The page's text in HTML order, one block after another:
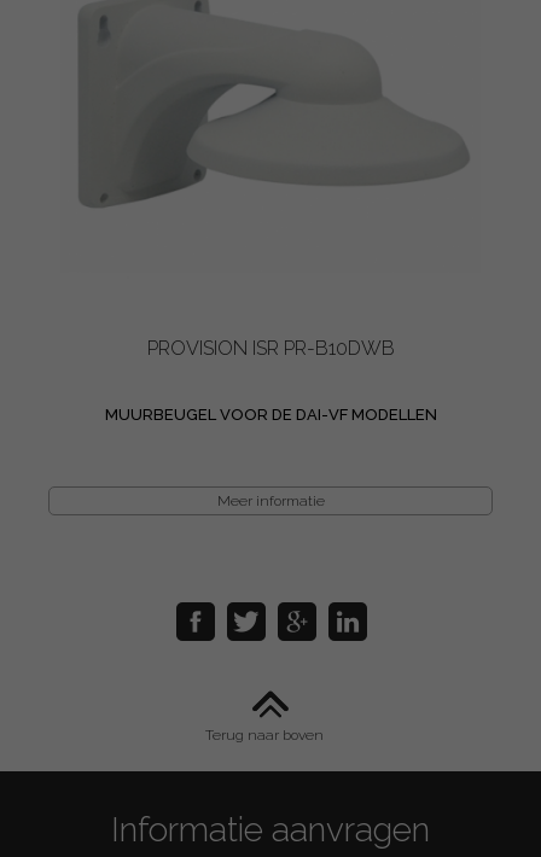
PROVISION ISR PR-B10DWB
MUURBEUGEL VOOR DE DAI-VF MODELLEN
Meer informatie
Terug naar boven
Informatie aanvragen